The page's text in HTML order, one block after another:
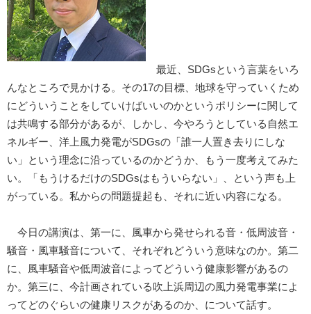
最近、SDGsという言葉をいろ
んなところで見かける。その17の目標、地球を守っていくため
にどういうことをしていけばいいのかというポリシーに関して
は共鳴する部分があるが、しかし、今やろうとしている自然エ
ネルギー、洋上風力発電がSDGsの「誰一人置き去りにしな
い」という理念に沿っているのかどうか、もう一度考えてみた
い。「もうけるだけのSDGsはもういらない」、という声も上
がっている。私からの問題提起も、それに近い内容になる。
今日の講演は、第一に、風車から発せられる音・低周波音・
騒音・風車騒音について、それぞれどういう意味なのか。第二
に、風車騒音や低周波音によってどういう健康影響があるの
か。第三に、今計画されている吹上浜周辺の風力発電事業によ
ってどのぐらいの健康リスクがあるのか、について話す。